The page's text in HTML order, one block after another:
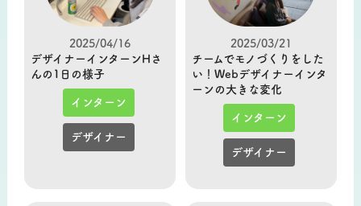
2025/04/16
デザイナーインターンHさ
んの1日の様子
インターン
デザイナー
2025/03/21
チームでモノづくりをした
い！Webデザイナーインタ
ーンの大きな変化
インターン
デザイナー